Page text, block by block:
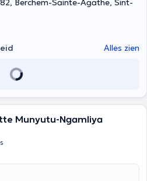
Berchem-Sainte-Agathe, Sint-
Alles zien
Munyutu-Ngamliya